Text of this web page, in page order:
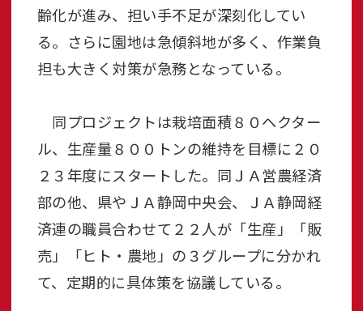
齢化が進み、担い手不足が深刻化してい
る。さらに園地は急傾斜地が多く、作業負
担も大きく対策が急務となっている。
同プロジェクトは栽培面積８０ヘクター
ル、生産量８００トンの維持を目標に２０
２３年度にスタートした。同ＪＡ営農経済
部の他、県やＪＡ静岡中央会、ＪＡ静岡経
済連の職員合わせて２２人が「生産」「販
売」「ヒト・農地」の３グループに分かれ
て、定期的に具体策を協議している。